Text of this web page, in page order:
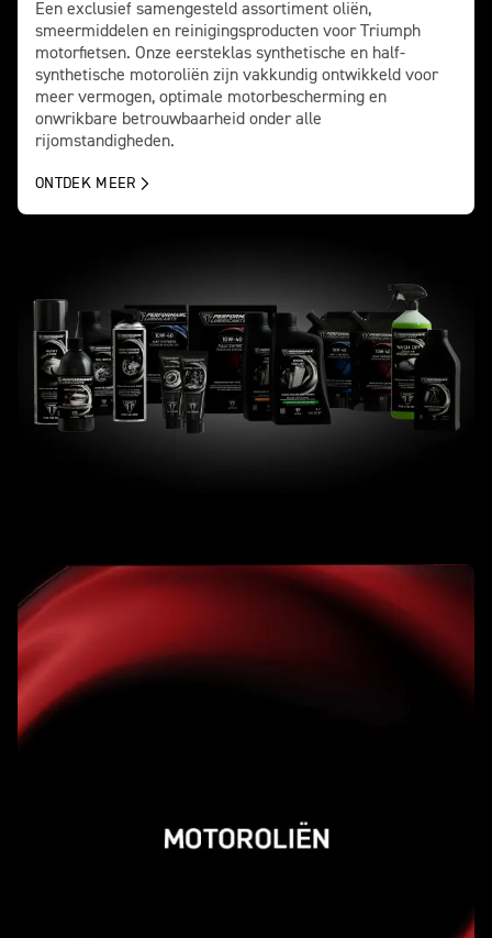
Een exclusief samengesteld assortiment oliën,
smeermiddelen en reinigingsproducten voor Triumph
motorfietsen. Onze eersteklas synthetische en half-
synthetische motoroliën zijn vakkundig ontwikkeld voor
meer vermogen, optimale motorbescherming en
onwrikbare betrouwbaarheid onder alle
rijomstandigheden.
ONTDEK MEER